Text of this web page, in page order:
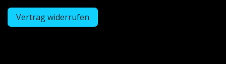
Vertrag widerrufen